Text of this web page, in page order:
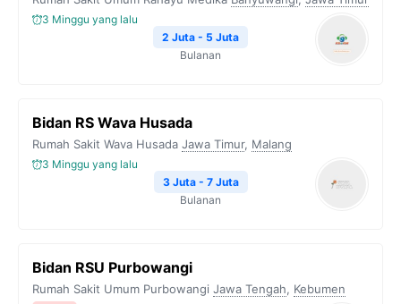
3 Minggu yang lalu
2 Juta - 5 Juta
Bulanan
Bidan RS Wava Husada
Rumah Sakit Wava Husada Jawa Timur, Malang
3 Minggu yang lalu
3 Juta - 7 Juta
Bulanan
Bidan RSU Purbowangi
Rumah Sakit Umum Purbowangi Jawa Tengah, Kebumen